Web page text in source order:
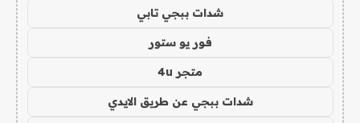
شدات ببجي تابي
فور يو ستور
متجر 4u
شدات ببجي عن طريق الايدي